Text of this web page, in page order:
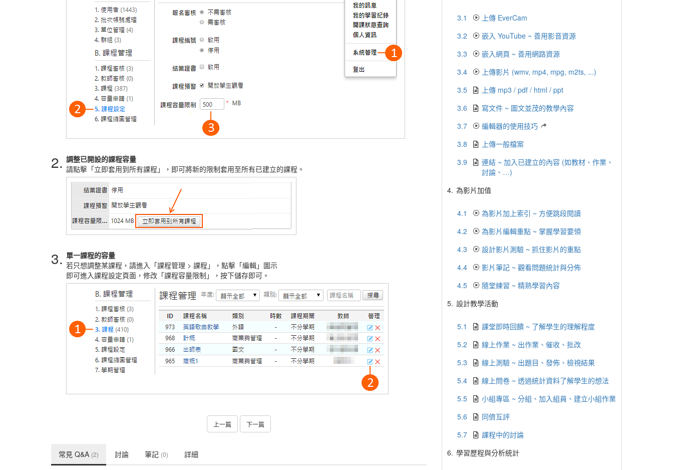
2. 調整已開設的課程容量
請點擊「立即套用到所有課程」，即可將新的限制套用至所有已建立的課程。
3. 單一課程的容量
若只想調整某課程，請進入「課程管理 > 課程」，點擊「編輯」圖示
即可進入課程設定頁面，修改「課程容量限制」，按下儲存即可。
上一篇 下一篇
常見 Q&A (2) 討論 筆記 (0) 詳細
3.1
上傳 EverCam
3.2
嵌入 YouTube ~ 善用影音資源
3.3
嵌入網頁 ~ 善用網路資源
3.4
上傳影片 (wmv, mp4, mpg, m2ts, ...)
3.5
上傳 mp3 / pdf / html / ppt
3.6
寫文件 ~ 圖文並茂的教學內容
3.7
編輯器的使用技巧
3.8
上傳一般檔案
3.9
連結 ~ 加入已建立的內容 (如教材、作業、
討論、…)
4. 為影片加值
4.1
為影片加上索引 ~ 方便跳段閱讀
4.2
為影片編輯重點 ~ 掌握學習要領
4.3
設計影片測驗 ~ 抓住影片的重點
4.4
影片筆記 ~ 觀看問題統計與分佈
4.5
隨堂練習 ~ 精熟學習內容
5. 設計教學活動
5.1
課堂即時回饋 ~ 了解學生的理解程度
5.2
線上作業 ~ 出作業、催收、批改
5.3
線上測驗 ~ 出題目、發佈、檢視結果
5.4
線上問卷 ~ 透過統計資料了解學生的想法
5.5
小組專區 ~ 分組、加入組員、建立小組作業
5.6
同儕互評
5.7
課程中的討論
6. 學習歷程與分析統計